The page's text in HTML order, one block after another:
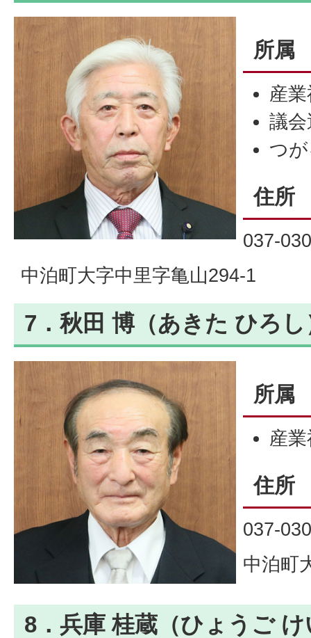
所属
産
議
つ
住所
037-
中泊町大字中里字亀山294-1
7．秋田 博（あきた ひろ
所属
産
住所
037-
中泊町
8．兵庫 桂蔵（ひょうご